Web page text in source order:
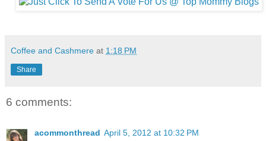
Coffee and Cashmere at 1:18 PM
Share
6 comments:
acommonthread April 5, 2012 at 10:32 PM